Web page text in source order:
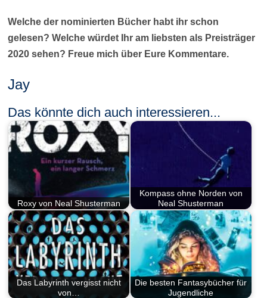
Welche der nominierten Bücher habt ihr schon
gelesen? Welche würdet Ihr am liebsten als Preisträger
2020 sehen? Freue mich über Eure Kommentare.
Jay
Das könnte dich auch interessieren...
Roxy von Neal Shusterman
Kompass ohne Norden von
Neal Shusterman
Das Labyrinth vergisst nicht
von…
Die besten Fantasybücher für
Jugendliche